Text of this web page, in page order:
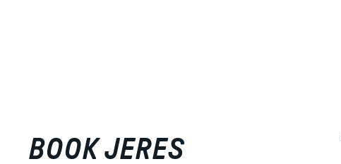
BOOK JERES